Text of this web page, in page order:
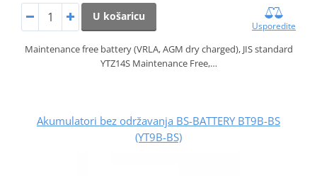
U košaricu
Usporedite
Maintenance free battery (VRLA, AGM dry charged), JIS standard
YTZ14S Maintenance Free,…
Akumulatori bez održavanja BS-BATTERY BT9B-BS
(YT9B-BS)